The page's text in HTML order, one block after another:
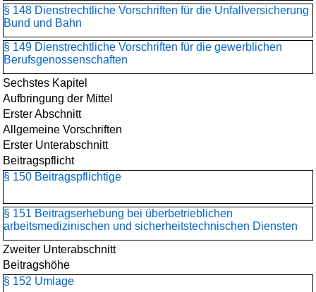
§ 148 Dienstrechtliche Vorschriften für die Unfallversicherung
Bund und Bahn
§ 149 Dienstrechtliche Vorschriften für die gewerblichen
Berufsgenossenschaften
Sechstes Kapitel
Aufbringung der Mittel
Erster Abschnitt
Allgemeine Vorschriften
Erster Unterabschnitt
Beitragspflicht
§ 150 Beitragspflichtige
§ 151 Beitragserhebung bei überbetrieblichen
arbeitsmedizinischen und sicherheitstechnischen Diensten
Zweiter Unterabschnitt
Beitragshöhe
§ 152 Umlage